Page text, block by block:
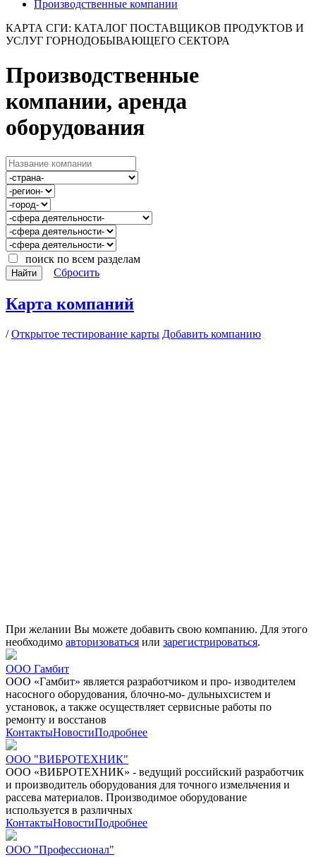
Производственные компании
КАРТА СГИ: КАТАЛОГ ПОСТАВЩИКОВ ПРОДУКТОВ И
УСЛУГ ГОРНОДОБЫВАЮЩЕГО СЕКТОРА
Производственные
компании, аренда
оборудования
поиск по всем разделам
Найти Сбросить
Карта компаний
/Открытое тестирование карты Добавить компанию
При желании Вы можете добавить свою компанию. Для этого
необходимо авторизоваться или зарегистрироваться.
ООО Гамбит
ООО «Гамбит» является разработчиком и про- изводителем
насосного оборудования, блочно-мо- дульныхсистем и
установок, а также осуществляет сервисные работы по
ремонту и восстанов
КонтактыНовостиПодробнее
ООО "ВИБРОТЕХНИК"
ООО «ВИБРОТЕХНИК» - ведущий российский разработчик
и производитель оборудования для точного измельчения и
рассева материалов. Производимое оборудование
используется в различных
КонтактыНовостиПодробнее
ООО "Профессионал"